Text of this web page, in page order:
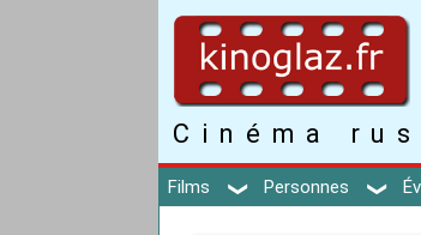
Cinéma
Films Personnes